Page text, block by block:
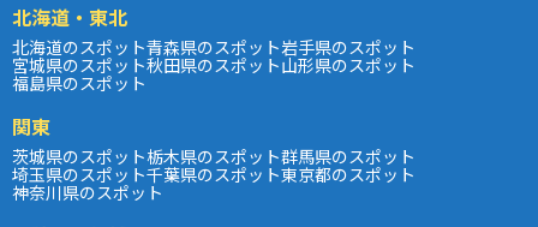
北海道・東北
北海道のスポット青森県のスポット岩手県のスポット
宮城県のスポット秋田県のスポット山形県のスポット
福島県のスポット
関東
茨城県のスポット栃木県のスポット群馬県のスポット
埼玉県のスポット千葉県のスポット東京都のスポット
神奈川県のスポット